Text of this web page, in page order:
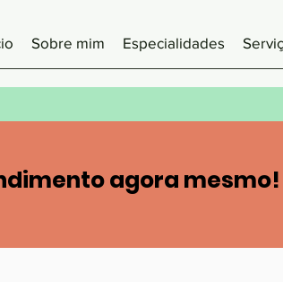
Sobre mim Especialidades
agora mesmo!